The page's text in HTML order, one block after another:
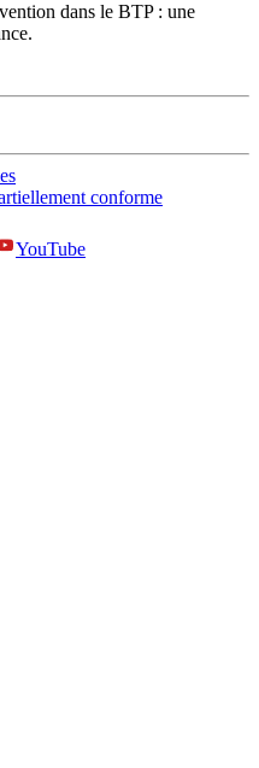
dans le BTP : une
conforme
YouTube